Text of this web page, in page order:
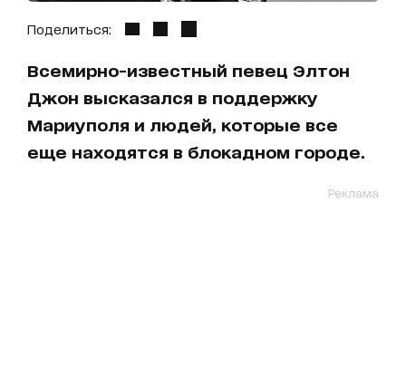
Поделиться:
Всемирно-известный певец Элтон
Джон высказался в поддержку
Мариуполя и людей, которые все
еще находятся в блокадном городе.
Реклама